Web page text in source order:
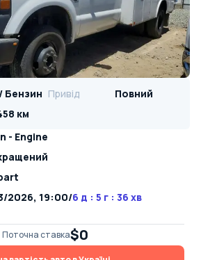
Бензин Привід
Повний
км
- Engine
2026, 19:00/6 д : 5 г : 36 хв
Поточна ставка$0